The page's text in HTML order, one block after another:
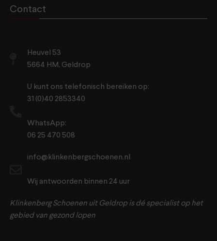
Contact
Heuvel 53
5664 HM, Geldrop
U kunt ons telefonisch bereiken op:
31 (0)40 2853340
WhatsApp:
06 25 470 508
info@klinkenbergschoenen.nl
Wij antwoorden binnen 24 uur
Klinkenberg Schoenen uit Geldrop is dé specialist op het
gebied van gezond lopen